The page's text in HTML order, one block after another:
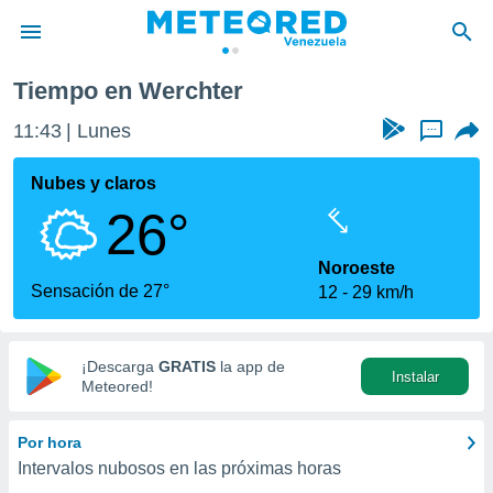
de
ha
calidad.
a este
las
y
digital
basada
Tiempo en Werchter
11:43 Lunes ...
Nubes y claros
26°
Sensación de 27°
Noroeste
12
29 km/h
¡Descarga GRATIS la app de
Meteored!
Instalar
Por hora
Intervalos nubosos en las próximas horas